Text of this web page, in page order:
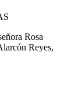
Rosa
Reyes,